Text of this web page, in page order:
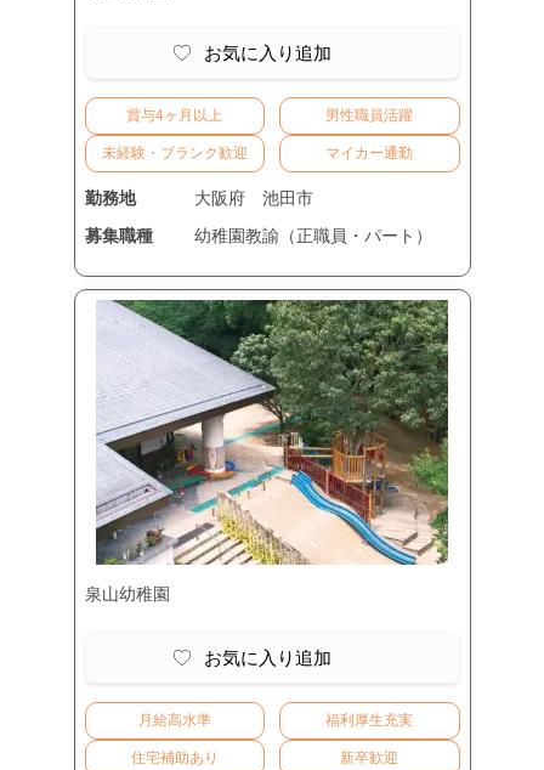
お気に入り追加
賞与4ヶ月以上 男性職員活躍
未経験・ブランク歓迎 マイカー通勤
勤務地 大阪府
池田市
募集職種
幼稚園教諭（正職員・パート）
泉山幼稚園
お気に入り追加
月給高水準 福利厚生充実
住宅補助あり 新卒歓迎